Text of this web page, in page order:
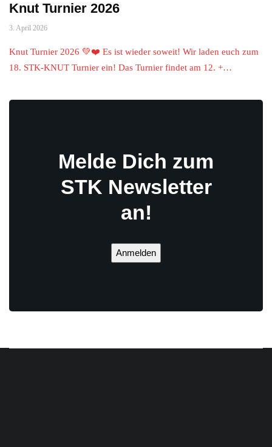
Knut Turnier 2026
3. April 2026
Knut Turnier 2026 💚❤️ Es ist wieder soweit! Wir laden euch zum
18. STK-KNUT Turnier ein! Das Turnier findet am 12. +…
Melde Dich zum
STK Newsletter
an!
Anmelden